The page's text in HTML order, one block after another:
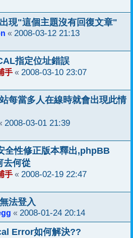
現"這個主題沒有回復文章"
« 2008-03-12 21:13
指定位址錯誤
手 « 2008-03-10 23:07
每當多人在線時就會出現此情
2008-03-01 21:39
全性修正版本釋出,phpBB
去何從
手 « 2008-02-19 22:47
法登入
« 2008-01-24 20:14
Error如何解決??